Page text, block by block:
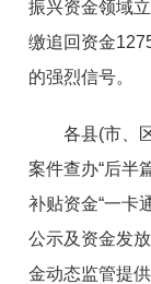
振兴资金领域
缴追回资金
的强烈信号。
各县(市、
案件查办“后半
补贴资金“一卡
公示及资金发
金动态监管提